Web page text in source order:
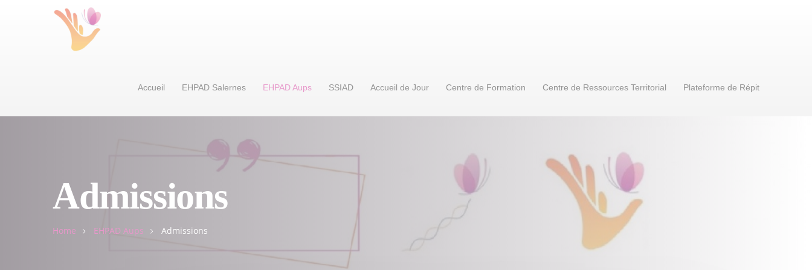
Accueil EHPAD Salernes EHPAD Aups SSIAD Accueil de Jour Centre de Formation Centre de Ressources Territorial Plateforme de Répit
Admissions
Home EHPAD Aups Admissions